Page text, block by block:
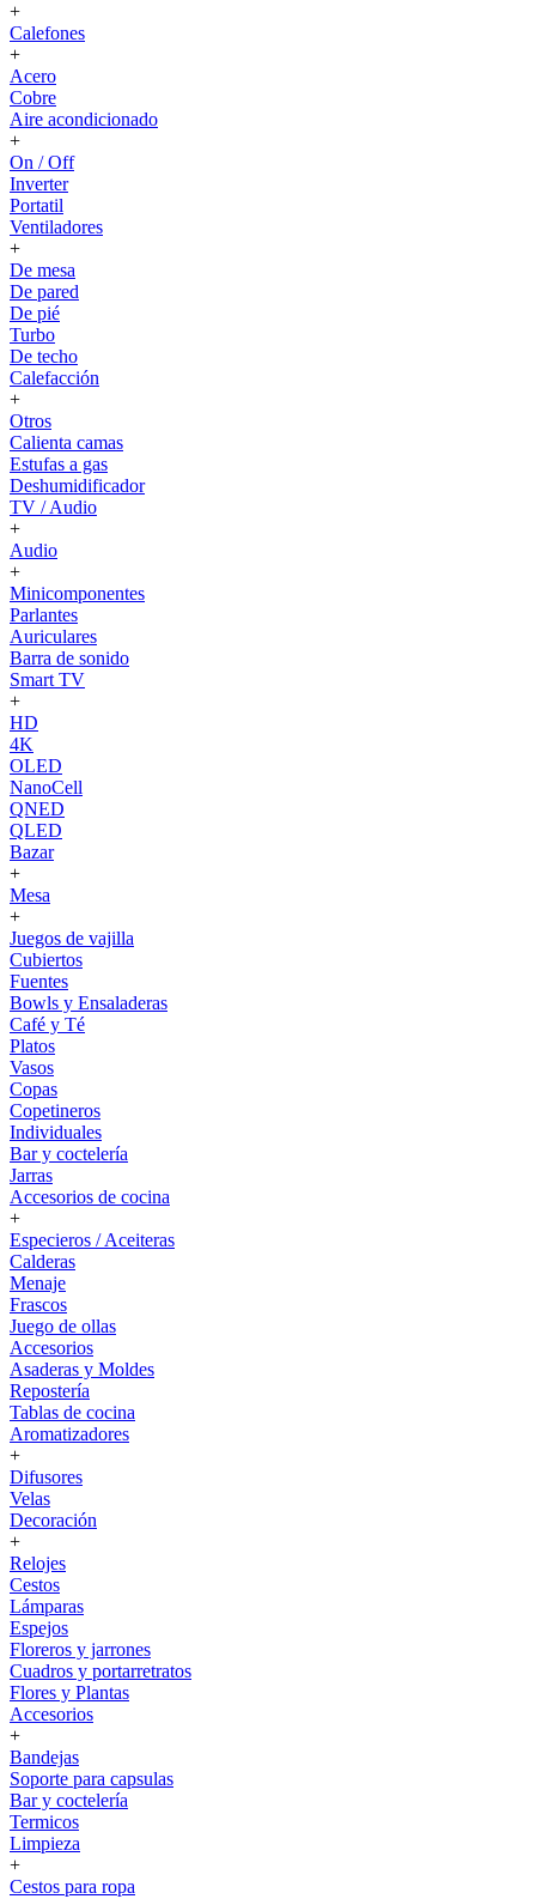
+
Calefones
+
Acero
Cobre
Aire acondicionado
+
On / Off
Inverter
Portatil
Ventiladores
+
De mesa
De pared
De pié
Turbo
De techo
Calefacción
+
Otros
Calienta camas
Estufas a gas
Deshumidificador
TV / Audio
+
Audio
+
Minicomponentes
Parlantes
Auriculares
Barra de sonido
Smart TV
+
HD
4K
OLED
NanoCell
QNED
QLED
Bazar
+
Mesa
+
Juegos de vajilla
Cubiertos
Fuentes
Bowls y Ensaladeras
Café y Té
Platos
Vasos
Copas
Copetineros
Individuales
Bar y coctelería
Jarras
Accesorios de cocina
+
Especieros / Aceiteras
Calderas
Menaje
Frascos
Juego de ollas
Accesorios
Asaderas y Moldes
Repostería
Tablas de cocina
Aromatizadores
+
Difusores
Velas
Decoración
+
Relojes
Cestos
Lámparas
Espejos
Floreros y jarrones
Cuadros y portarretratos
Flores y Plantas
Accesorios
+
Bandejas
Soporte para capsulas
Bar y coctelería
Termicos
Limpieza
+
Cestos para ropa